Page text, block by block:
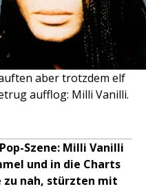
aber trotzdem elf
aufflog: Milli Vanilli.
Szene: Milli Vanilli
und in die Charts
zu nah, stürzten mit